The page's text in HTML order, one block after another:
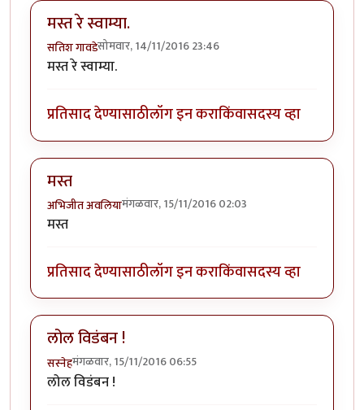
मस्त रे स्वाम्या.
सतिश गावडेसोमवार, 14/11/2016 23:46
मस्त रे स्वाम्या.
प्रतिसाद देण्यासाठीलॉग इन कराकिंवासदस्य व्हा
मस्त
अभिजीत अवलियामंगळवार, 15/11/2016 02:03
मस्त
प्रतिसाद देण्यासाठीलॉग इन कराकिंवासदस्य व्हा
लोल विडंबन !
सस्नेहमंगळवार, 15/11/2016 06:55
लोल विडंबन !